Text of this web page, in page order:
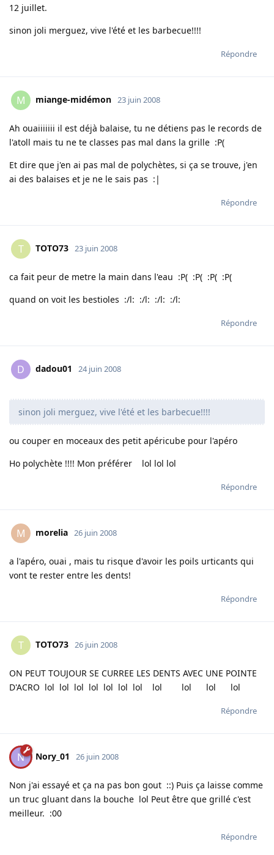
12 juillet.
sinon joli merguez, vive l'été et les barbecue!!!!
Répondre
M miange-midémon 23 juin 2008
Ah ouaiiiiiii il est déjà balaise, tu ne détiens pas le records de
l'atoll mais tu ne te classes pas mal dans la grille :P(
Et dire que j'en ai pas mal de polychètes, si ça se trouve, j'en
ai des balaises et je ne le sais pas :|
Répondre
T TOTO73 23 juin 2008
ca fait peur de metre la main dans l'eau :P( :P( :P( :P(
quand on voit les bestioles :/l: :/l: :/l: :/l:
Répondre
D dadou01 24 juin 2008
sinon joli merguez, vive l'été et les barbecue!!!!
ou couper en moceaux des petit apéricube pour l'apéro
Ho polychète !!!! Mon préférer lol lol lol
Répondre
M morelia 26 juin 2008
a l'apéro, ouai , mais tu risque d'avoir les poils urticants qui
vont te rester entre les dents!
Répondre
T TOTO73 26 juin 2008
ON PEUT TOUJOUR SE CURREE LES DENTS AVEC UNE POINTE
D'ACRO lol lol lol lol lol lol lol lol lol lol lol
Répondre
N Nory_01 26 juin 2008
Non j'ai essayé et ça na pas bon gout ::) Puis ça laisse comme
un truc gluant dans la bouche lol Peut être que grillé c'est
meilleur. :00
Répondre